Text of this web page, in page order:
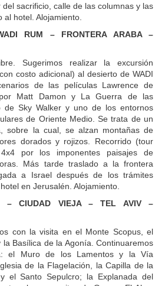
sacrificio, calle de las columnas y las
hotel. Alojamiento.
RUM – FRONTERA ARABA –
Sugerimos realizar la excursión
costo adicional) al desierto de WADI
de las películas Lawrence de
Matt Damon y La Guerra de las
de Sky Walker y uno de los entornos
de Oriente Medio. Se trata de un
sobre la cual, se alzan montañas de
dorados y rojizos. Recorrido (tour
por los imponentes paisajes de
Más tarde traslado a la frontera
a Israel después de los trámites
en Jerusalén. Alojamiento.
– CIUDAD VIEJA – TEL AVIV –
con la visita en el Monte Scopus, el
Basílica de la Agonía. Continuaremos
el Muro de los Lamentos y la Vía
de la Flagelación, la Capilla de la
el Santo Sepulcro; la Explanada del